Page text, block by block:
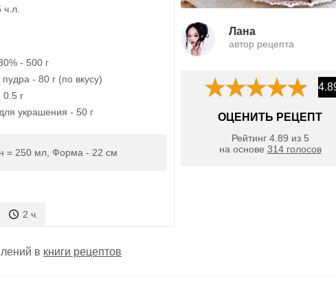
- 500 г
- 80 г (по вкусу)
г
украшения - 50 г
= 250 мл, Форма - 22 см
2 ч.
Лана
автор рецепта
ОЦЕНИТЬ РЕЦЕПТ
Рейтинг 4.89 из 5
на основе 314голосов
в книги рецептов